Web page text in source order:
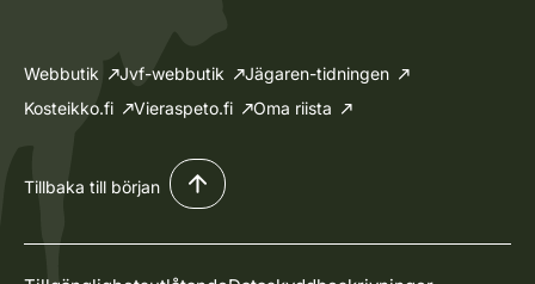
Webbutik Jvf-webbutik
Jägaren-tidningen
Kosteikko.fi
Vieraspeto.fi Oma riista
Tillbaka till början